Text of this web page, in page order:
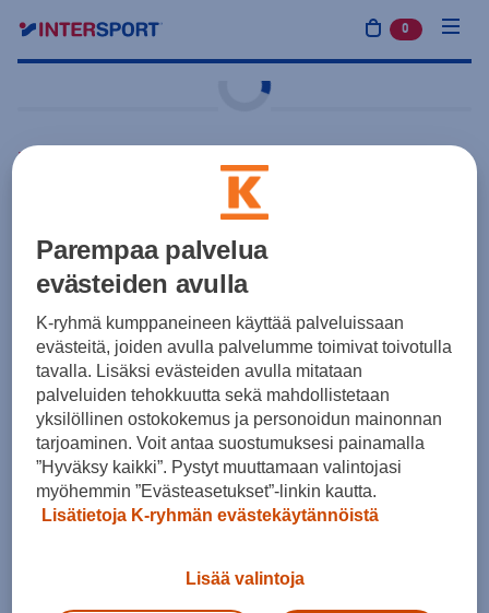
0 tuotetta
Harjoitus ja treeni
Puijo Panta
10,00 €
Hinta sisältää painatukset:
Tuotteen hinta ennen painatuksia 6,50 €
Yksilötilaus Joukkuetilaus
Koot
Vapaaehtoiset painatukset
Pieni pelinumero (+ 3,00 €)
Parempaa palvelua
evästeiden avulla
K-ryhmä kumppaneineen käyttää palveluissaan
evästeitä, joiden avulla palvelumme toimivat toivotulla
tavalla. Lisäksi evästeiden avulla mitataan
palveluiden tehokkuutta sekä mahdollistetaan
yksilöllinen ostokokemus ja personoidun mainonnan
tarjoaminen. Voit antaa suostumuksesi painamalla
”Hyväksy kaikki”. Pystyt muuttamaan valintojasi
myöhemmin ”Evästeasetukset”-linkin kautta.
Lisätietoja K-ryhmän evästekäytännöistä
Lisää valintoja